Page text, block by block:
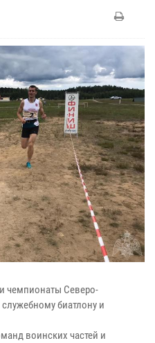
чемпионаты Северо-
биатлону и
воинских частей и